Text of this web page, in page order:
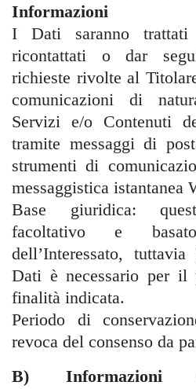
Informazioni
I Dati saranno
ricontattati o dar
richieste rivolte al
comunicazioni di
Servizi e/o Contenuti
tramite messaggi di
strumenti di
messaggistica istantanea
Base giuridica:
facoltativo e
dell’Interessato,
Dati è necessario per il
finalità indicata.
Periodo di
revoca del consenso da
B) Informazioni